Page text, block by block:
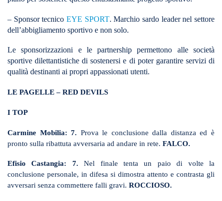
– Sponsor tecnico EYE SPORT. Marchio sardo leader nel settore
dell’abbigliamento sportivo e non solo.
Le sponsorizzazioni e le partnership permettono alle società
sportive dilettantistiche di sostenersi e di poter garantire servizi di
qualità destinanti ai propri appassionati utenti.
LE PAGELLE – RED DEVILS
I TOP
Carmine Mobilia: 7. Prova le conclusione dalla distanza ed è
pronto sulla ribattuta avversaria ad andare in rete. FALCO.
Efisio Castangia: 7. Nel finale tenta un paio di volte la
conclusione personale, in difesa si dimostra attento e contrasta gli
avversari senza commettere falli gravi. ROCCIOSO.